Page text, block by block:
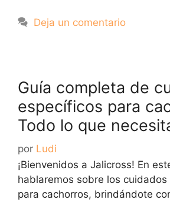
Deja un comentario
Guía completa de
específicos para
Todo lo que
por Ludi
¡Bienvenidos a Jalicross! En
hablaremos sobre los cuidados
para cachorros, brindándote